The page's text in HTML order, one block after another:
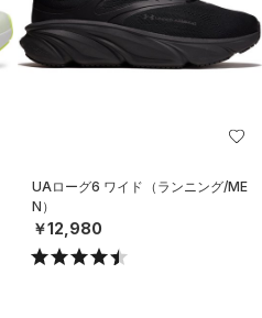
UAローグ6 ワイド（ランニング/ME
N）
￥12,980